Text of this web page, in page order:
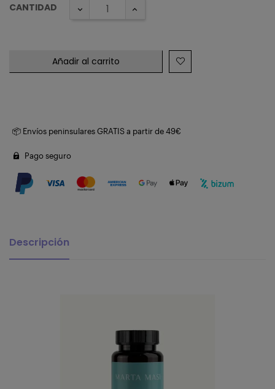
CANTIDAD
Añadir al carrito
📦 Envíos peninsulares GRATIS a partir de 49€
Pago seguro
Descripción